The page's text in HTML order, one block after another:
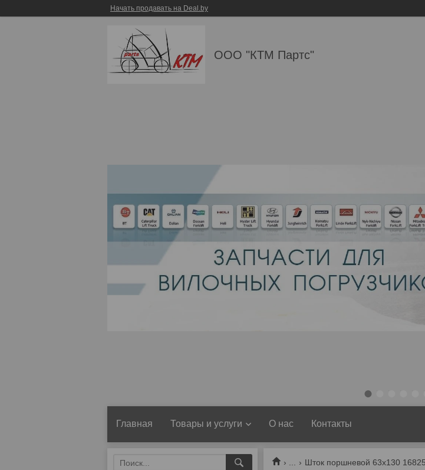
Начать продавать на Deal.by
ООО "КТМ Партс"
Главная Товары и услуги О нас Контакты
...